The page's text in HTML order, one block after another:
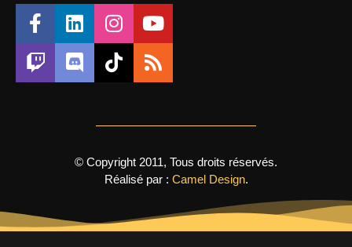
© Copyright 2011, Tous droits réservés.
Réalisé par : Camel Design.